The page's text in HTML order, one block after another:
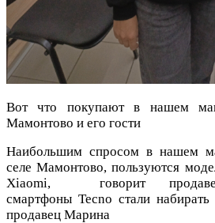
Вот что покупают в нашем
Мамонтово и его гости
Наибольшим спросом в нашем
селе Мамонтово, пользуются
Xiaomi, говорит
смартфоны Tecno стали набирать
продавец Марина